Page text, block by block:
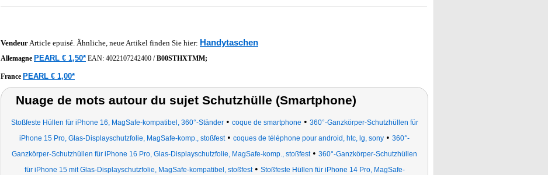
VendeurArticle epuisé. Ähnliche, neue Artikel finden Sie hier: Handytaschen
Allemagne PEARL € 1,50* EAN: 4022107242400 /B00STHXTMM;
France PEARL € 1,00*
Nuage de mots autour du sujet Schutzhülle (Smartphone)
Stoßfeste Hüllen für iPhone 16, MagSafe-kompatibel, 360°-Ständer• coque de smartphone • 360°-Ganzkörper-Schutzhüllen für
iPhone 15 Pro, Glas-Displayschutzfolie, MagSafe-komp., stoßfest• coques de téléphone pour android, htc, lg, sony • 360°-
Ganzkörper-Schutzhüllen für iPhone 16 Pro, Glas-Displayschutzfolie, MagSafe-komp., stoßfest• 360°-Ganzkörper-Schutzhüllen
für iPhone 15 mit Glas-Displayschutzfolie, MagSafe-kompatibel, stoßfest• Stoßfeste Hüllen für iPhone 14 Pro, MagSafe-